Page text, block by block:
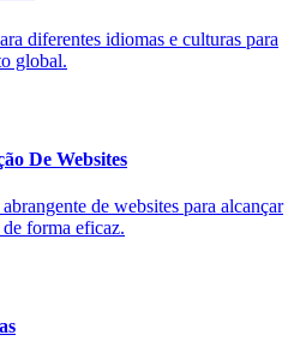
diferentes idiomas e culturas para
global.
De Websites
de websites para alcançar
forma eficaz.